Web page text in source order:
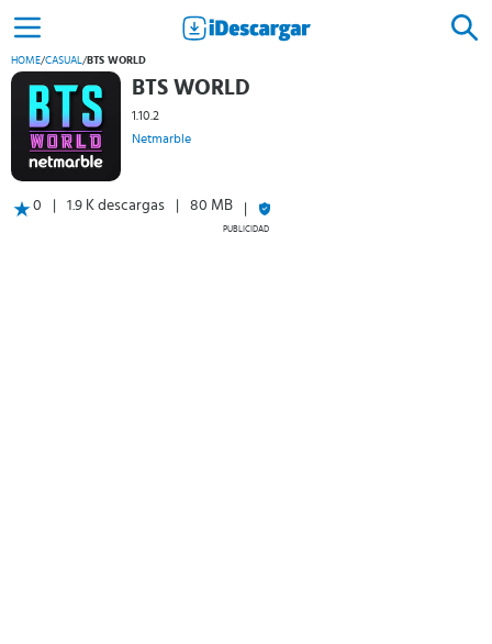
HOME/CASUAL/ BTS WORLD
BTS WORLD
1.10.2
Netmarble
0 1.9 K descargas 80 MB
PUBLICIDAD